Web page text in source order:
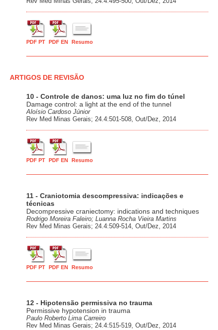
PDF PT PDF EN Resumo
ARTIGOS DE REVISÃO
10 - Controle de danos: uma luz no fim do túnel
Damage control: a light at the end of the tunnel
Aloísio Cardoso Júnior
Rev Med Minas Gerais; 24.4:501-508, Out/Dez, 2014
PDF PT PDF EN Resumo
11 - Craniotomia descompressiva: indicações e
técnicas
Decompressive craniectomy: indications and techniques
Rodrigo Moreira Faleiro; Luanna Rocha Vieira Martins
Rev Med Minas Gerais; 24.4:509-514, Out/Dez, 2014
PDF PT PDF EN Resumo
12 - Hipotensão permissiva no trauma
Permissive hypotension in trauma
Paulo Roberto Lima Carreiro
Rev Med Minas Gerais; 24.4:515-519, Out/Dez, 2014